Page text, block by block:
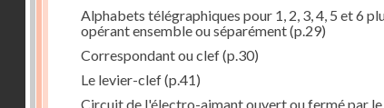
Alphabets télégraphiques pour 1, 2, 3, 4, 5 et 6
opérant ensemble ou séparément(p.29)
Correspondant ou clef(p.30)
Le levier-clef(p.41)
Circuit de l'électro-aimant ouvert ou fermé par